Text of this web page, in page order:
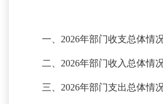
一、 2026年部门收支总体情
二、 2026年部门收入总体情
三、 2026年部门支出总体情